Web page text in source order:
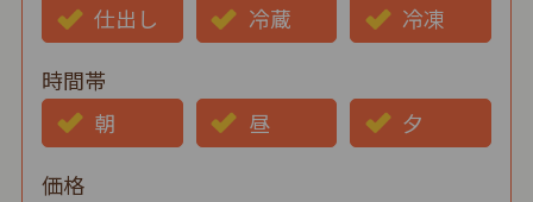
仕出し
冷蔵
冷凍
時間帯
朝
昼
夕
価格